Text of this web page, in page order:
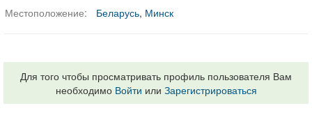
Благодарности
Местоположение: Беларусь, Минск
Для того чтобы просматривать профиль пользователя Вам
необходимо Войти или Зарегистрироваться